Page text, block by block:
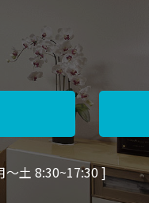
〜土 8:30~17:30 ]